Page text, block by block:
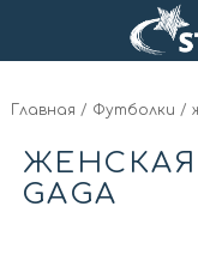
Главная / Футболки /
ЖЕНСКАЯ
GAGA